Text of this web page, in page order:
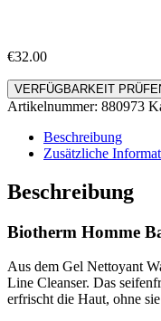
€32.00
VERFÜGBARKEIT
Artikelnummer: 880973
Beschreibung
Zusätzliche
Beschreibung
Biotherm Homme
Aus dem Gel Nettoyant
Line Cleanser. Das
erfrischt die Haut, ohne